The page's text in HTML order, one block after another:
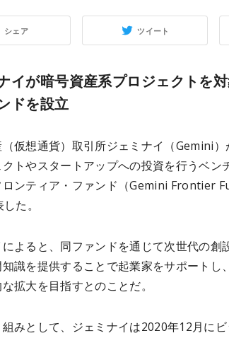
シェア ツイート
イが暗号資産系プロジェクトを
ドを設立
仮想通貨）取引所ジェミナイ（Gemini
トやスタートアップへの投資を行うベン
ンティア・ファンド（Gemini Frontier
た。
よると、同ファンドを通じて次世代の創
識を提供することで起業家をサポートし
拡大を目指すとのことだ。
みとして、ジェミナイは2020年12月に